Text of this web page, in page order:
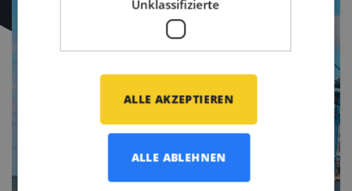
Unklassifizierte
ALLE AKZEPTIEREN
ALLE ABLEHNEN